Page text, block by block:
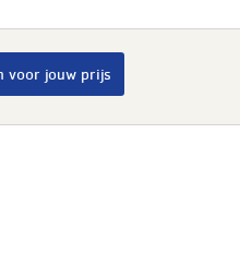
voor jouw prijs